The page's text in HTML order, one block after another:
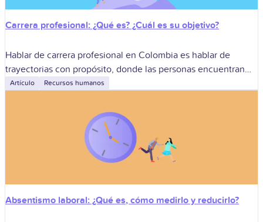
Carrera profesional: ¿Qué es? ¿Cuál es su objetivo?
Hablar de carrera profesional en Colombia es hablar de
trayectorias con propósito, donde las personas encuentran
retos progresivos, reconocimiento justo y aprendizaje
Artículo Recursos humanos
Absentismo laboral: ¿Qué es, cómo medirlo y reducirlo?